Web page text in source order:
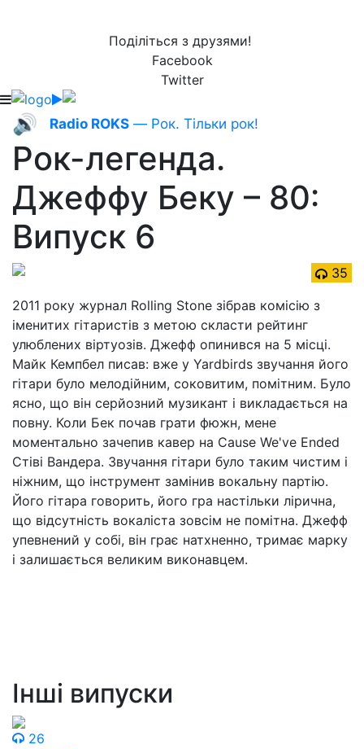
Поділіться з друзями!
Facebook
Twitter
🔊 Radio ROKS — Рок. Тільки рок!
Рок-легенда.
Джеффу Беку – 80:
Випуск 6
35
2011 року журнал Rolling Stone зібрав комісію з
іменитих гітаристів з метою скласти рейтинг
улюблених віртуозів. Джефф опинився на 5 місці.
Майк Кемпбел писав: вже у Yardbirds звучання його
гітари було мелодійним, соковитим, помітним. Було
ясно, що він серйозний музикант і викладається на
повну. Коли Бек почав грати фюжн, мене
моментально зачепив кавер на Cause We've Ended
Стіві Вандера. Звучання гітари було таким чистим і
ніжним, що інструмент замінив вокальну партію.
Його гітара говорить, його гра настільки лірична,
що відсутність вокаліста зовсім не помітна. Джефф
упевнений у собі, він грає натхненно, тримає марку
і залишається великим виконавцем.
Інші випуски
26